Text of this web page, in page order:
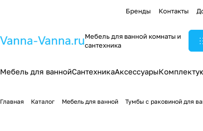
Бренды Контакты
Мебель для ванной комнаты и
сантехника
Мебель для ваннойСантехникаАксессуары
Главная Каталог Мебель для ванной Тумбы с раковиной для